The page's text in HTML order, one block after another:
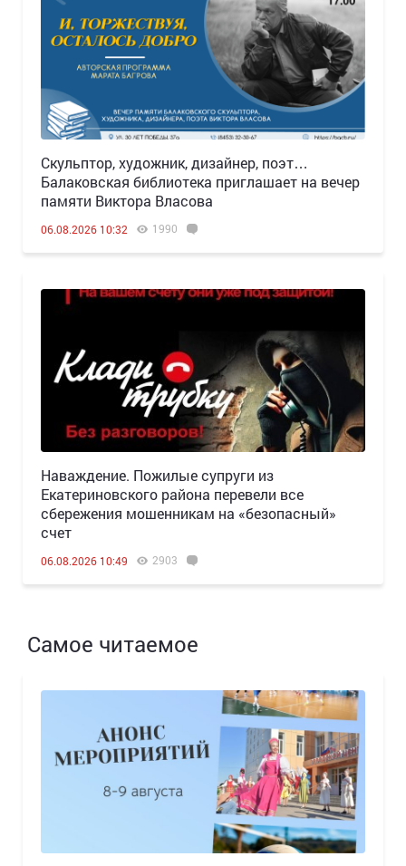
Скульптор, художник, дизайнер, поэт…
Балаковская библиотека приглашает на вечер
памяти Виктора Власова
06.08.2026 10:32 1990
Наваждение. Пожилые супруги из
Екатериновского района перевели все
сбережения мошенникам на «безопасный»
счет
06.08.2026 10:49 2903
Самое читаемое